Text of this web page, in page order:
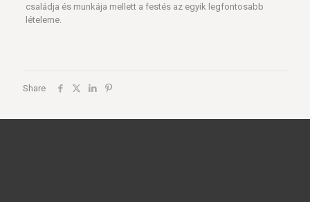
családja és munkája mellett a festés az egyik legfontosabb
lételeme.
Share